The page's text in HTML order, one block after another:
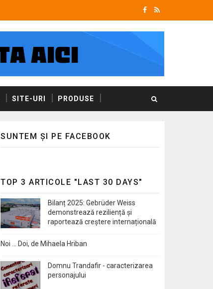
SITE-URI PRODUSE
SUNTEM ȘI PE FACEBOOK
TOP 3 ARTICOLE "LAST 30 DAYS"
Bilanț 2025: Gebrüder Weiss
demonstrează reziliență și
raportează creștere internațională
Noi … Doi, de Mihaela Hriban
Domnu Trandafir - caracterizarea
personajului